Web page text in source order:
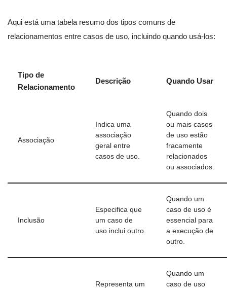
Aqui está uma tabela resumo dos tipos comuns de
relacionamentos entre casos de uso, incluindo quando usá-los:
Tipo de
Relacionamento
Descrição Quando Usar
Associação
Indica uma
associação
geral entre
casos de uso.
Quando dois
ou mais casos
de uso estão
fracamente
relacionados
ou associados.
Inclusão
Especifica que
um caso de
uso inclui outro.
Quando um
caso de uso é
essencial para
a execução de
outro.
Representa um
Quando um
caso de uso